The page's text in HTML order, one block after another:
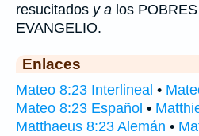
resucitados y a los
EVANGELIO.
Enlaces
Mateo 8:23 Interlineal •
Mateo 8:23 Español •
Matthaeus 8:23 Alemán •